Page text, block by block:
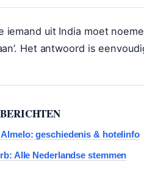
iemand uit India moet
Het antwoord is
geschiedenis & hotelinfo
Alle Nederlandse stemmen